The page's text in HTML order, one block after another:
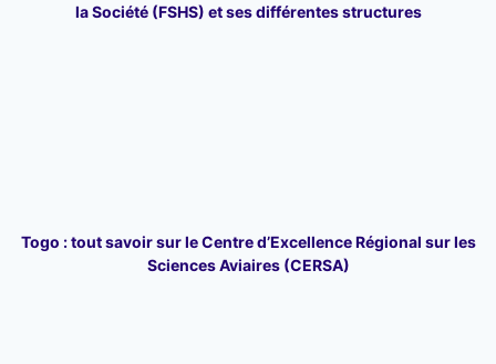
la Société (FSHS) et ses différentes structures
Togo : tout savoir sur le Centre d’Excellence Régional sur les
Sciences Aviaires (CERSA)